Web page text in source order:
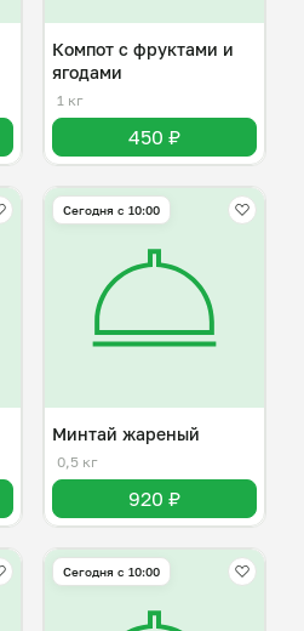
Компот с фруктами и
ягодами
1 кг
450 ₽
Сегодня с 10:00
Минтай жареный
0,5 кг
920 ₽
Сегодня с 10:00